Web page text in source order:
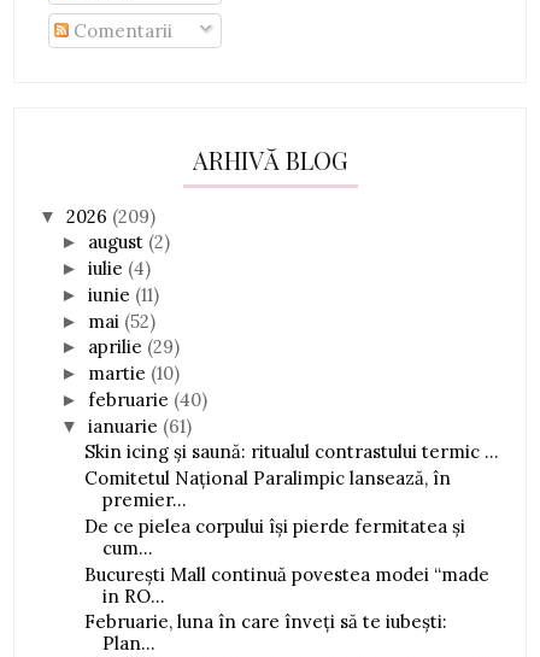
Comentarii
ARHIVĂ BLOG
▼2026 (209)
► august (2)
►iulie (4)
►iunie (11)
► mai (52)
► aprilie (29)
► martie (10)
►februarie (40)
▼ianuarie (61)
Skin icing și saună: ritualul contrastului termic ...
Comitetul Național Paralimpic lansează, în
premier...
De ce pielea corpului își pierde fermitatea și
cum...
București Mall continuă povestea modei “made
in RO...
Februarie, luna în care înveți să te iubești:
Plan...